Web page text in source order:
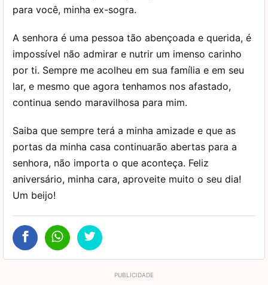
para você, minha ex-sogra.
A senhora é uma pessoa tão abençoada e querida, é
impossível não admirar e nutrir um imenso carinho
por ti. Sempre me acolheu em sua família e em seu
lar, e mesmo que agora tenhamos nos afastado,
continua sendo maravilhosa para mim.
Saiba que sempre terá a minha amizade e que as
portas da minha casa continuarão abertas para a
senhora, não importa o que aconteça. Feliz
aniversário, minha cara, aproveite muito o seu dia!
Um beijo!